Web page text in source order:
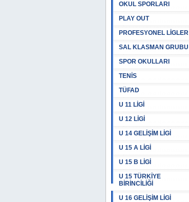
OKUL SPORLARI
PLAY OUT
PROFESYONEL LİGLER
SAL KLASMAN GRUBU
SPOR OKULLARI
TENİS
TÜFAD
U 11 LİGİ
U 12 LİGİ
U 14 GELİŞİM LİGİ
U 15 A LİGİ
U 15 B LİGİ
U 15 TÜRKİYE
BİRİNCİLİĞİ
U 16 GELİŞİM LİGİ